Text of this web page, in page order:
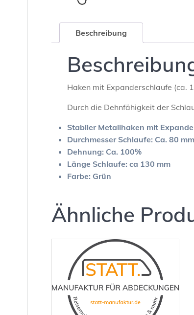
Beschreibung
Haken mit Expanderschlaufe (ca.
Durch die Dehnfähigkeit der
Stabiler Metallhaken mit
Durchmesser Schlaufe: Ca. 80 mm
Dehnung: Ca. 100%
Länge Schlaufe: ca 130 mm
Farbe: Grün
Ähnliche